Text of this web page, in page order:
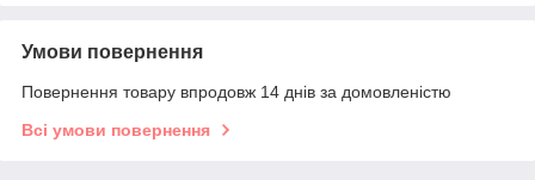
Умови повернення
Повернення товару впродовж 14 днів за домовленістю
Всі умови повернення